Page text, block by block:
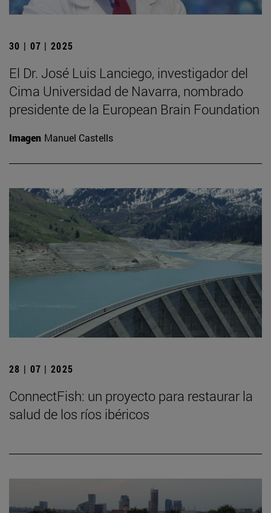
30 | 07 | 2025
El Dr. José Luis Lanciego, investigador del
Cima Universidad de Navarra, nombrado
presidente de la European Brain Foundation
Imagen Manuel Castells
28 | 07 | 2025
ConnectFish: un proyecto para restaurar la
salud de los ríos ibéricos